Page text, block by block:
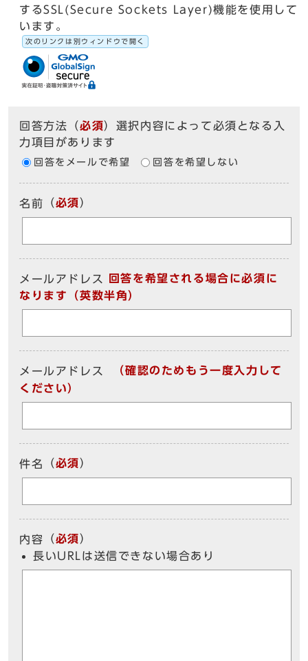
するSSL(Secure Sockets Layer)機能を使用して
います。
次のリンクは別ウィンドウで開く
回答方法 （必須）選択内容によって必須となる入
力項目があります
回答をメールで希望 回答を希望しない
名前 （必須）
メールアドレス
回答を希望される場合に必須に
なります（英数半角）
メールアドレス
（確認のためもう一度入力して
ください）
件名 （必須）
内容 （必須）
長いURLは送信できない場合あり